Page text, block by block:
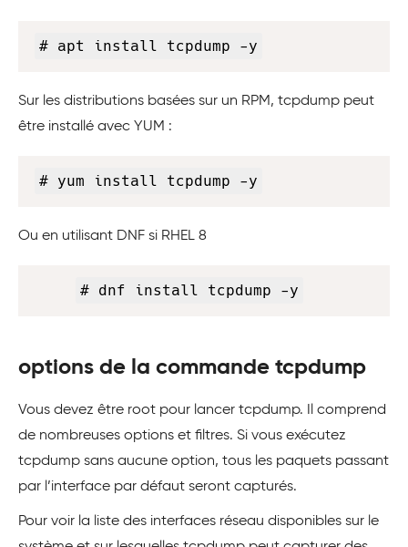
# apt install tcpdump -y
Sur les distributions basées sur un RPM, tcpdump peut
être installé avec YUM :
# yum install tcpdump -y
Ou en utilisant DNF si RHEL 8
# dnf install tcpdump -y
options de la commande tcpdump
Vous devez être root pour lancer tcpdump. Il comprend
de nombreuses options et filtres. Si vous exécutez
tcpdump sans aucune option, tous les paquets passant
par l’interface par défaut seront capturés.
Pour voir la liste des interfaces réseau disponibles sur le